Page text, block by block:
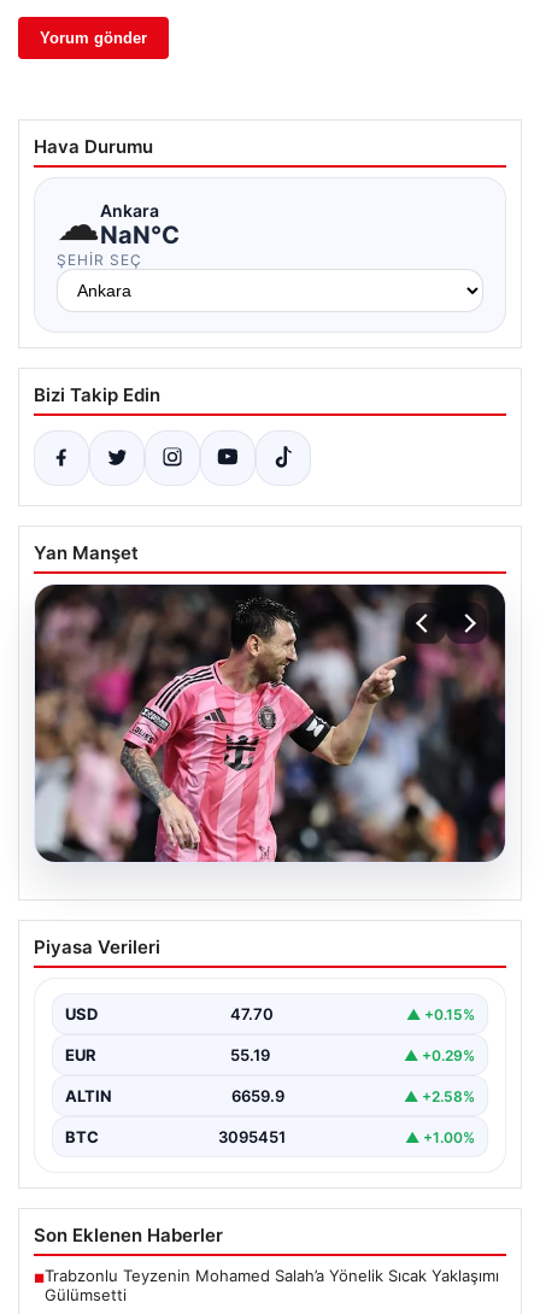
Hava Durumu
☁Ankara
NaN°C
ŞEHIR SEÇ
Bizi Takip Edin
Yan Manşet
06.08.2026
Dünya Kupası rüzgârı sürüyor: Messi
Inter Miami’nin geri dönüşünü başlattı
karşısında geriye düştüğü bir mücadelede sahadan…
Piyasa Verileri
USD 47.70 ▲ +0.15%
EUR 55.19 ▲ +0.29%
ALTIN 6659.9 ▲ +2.58%
BTC 3095451 ▲ +1.00%
Son Eklenen Haberler
■Trabzonlu Teyzenin Mohamed Salah’a Yönelik Sıcak Yaklaşımı
Gülümsetti